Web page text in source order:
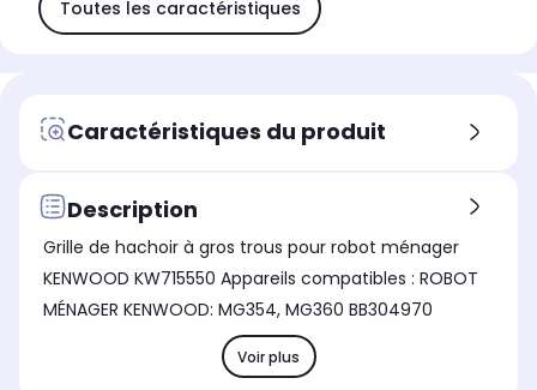
Toutes les caractéristiques
Caractéristiques du produit
Description
Grille de hachoir à gros trous pour robot ménager
KENWOOD KW715550 Appareils compatibles : ROBOT
MÉNAGER KENWOOD: MG354, MG360 BB304970
Voir plus